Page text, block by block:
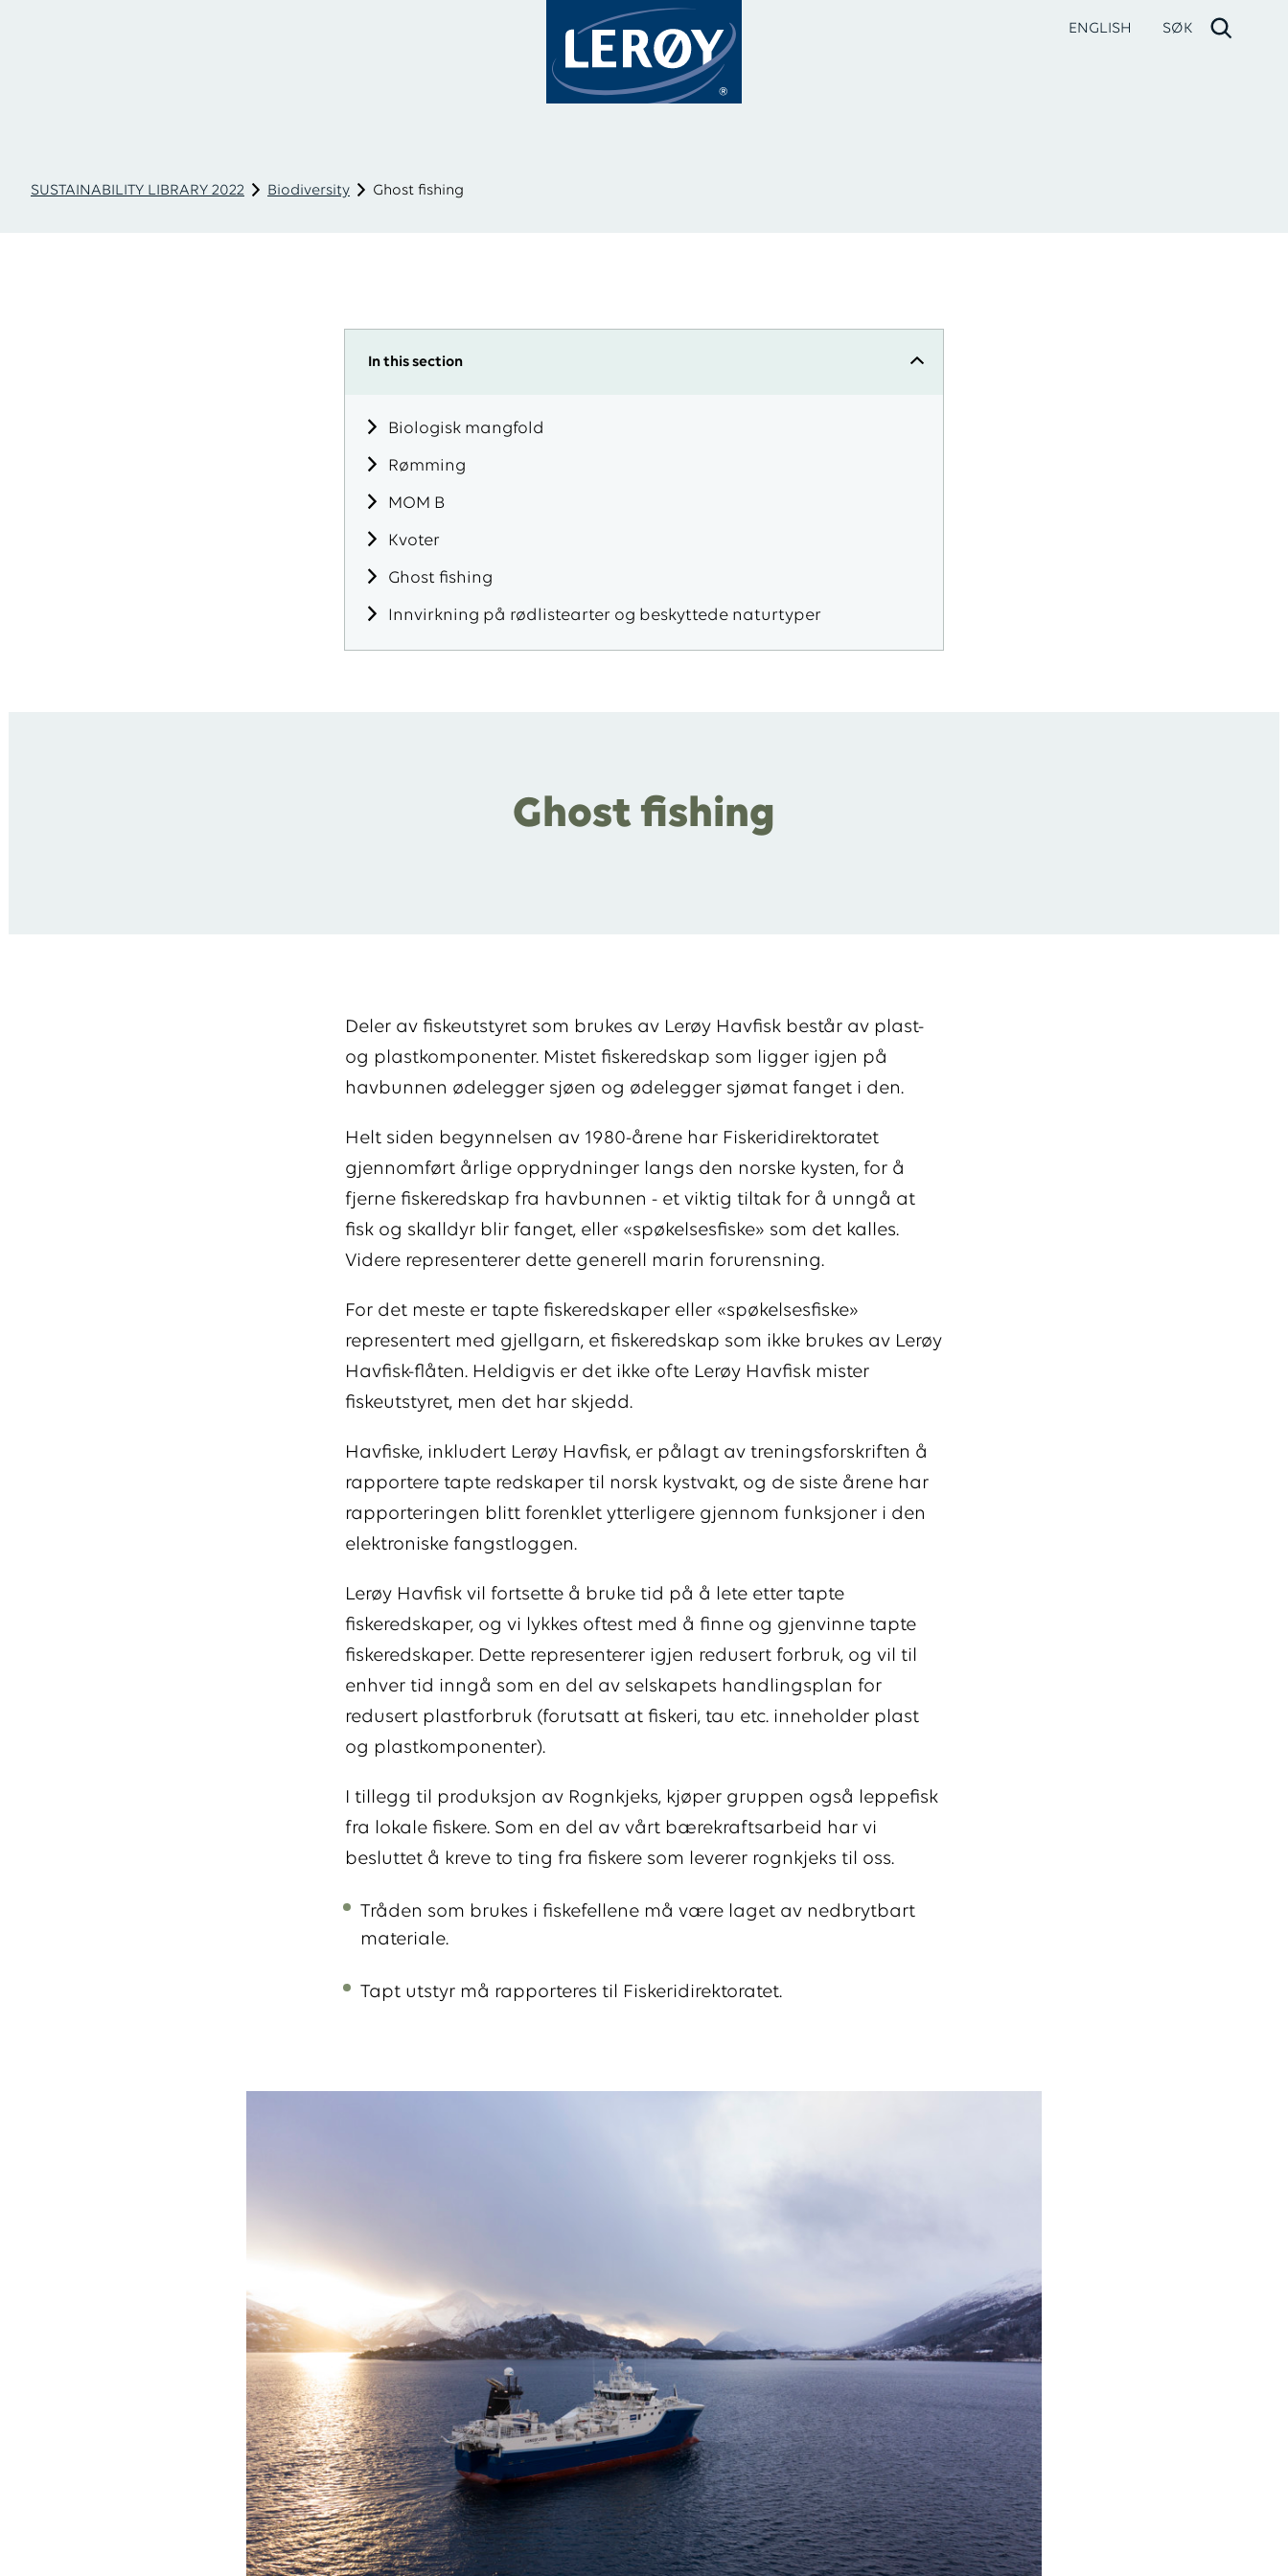
ENGLISH SØK
Skriv inn søket i feltet over
SUSTAINABILITY LIBRARY 2022 Biodiversity Ghost fishing
In this section
Biologisk mangfold
Rømming
MOM B
Kvoter
Ghost fishing
Innvirkning på rødlistearter og beskyttede naturtyper
Ghost fishing
Deler av fiskeutstyret som brukes av Lerøy Havfisk består av plast-
og plastkomponenter. Mistet fiskeredskap som ligger igjen på
havbunnen ødelegger sjøen og ødelegger sjømat fanget i den.
Helt siden begynnelsen av 1980-årene har Fiskeridirektoratet
gjennomført årlige opprydninger langs den norske kysten, for å
fjerne fiskeredskap fra havbunnen - et viktig tiltak for å unngå at
fisk og skalldyr blir fanget, eller «spøkelsesfiske» som det kalles.
Videre representerer dette generell marin forurensning.
For det meste er tapte fiskeredskaper eller «spøkelsesfiske»
representert med gjellgarn, et fiskeredskap som ikke brukes av Lerøy
Havfisk-flåten. Heldigvis er det ikke ofte Lerøy Havfisk mister
fiskeutstyret, men det har skjedd.
Havfiske, inkludert Lerøy Havfisk, er pålagt av treningsforskriften å
rapportere tapte redskaper til norsk kystvakt, og de siste årene har
rapporteringen blitt forenklet ytterligere gjennom funksjoner i den
elektroniske fangstloggen.
Lerøy Havfisk vil fortsette å bruke tid på å lete etter tapte
fiskeredskaper, og vi lykkes oftest med å finne og gjenvinne tapte
fiskeredskaper. Dette representerer igjen redusert forbruk, og vil til
enhver tid inngå som en del av selskapets handlingsplan for
redusert plastforbruk (forutsatt at fiskeri, tau etc. inneholder plast
og plastkomponenter).
I tillegg til produksjon av Rognkjeks, kjøper gruppen også leppefisk
fra lokale fiskere. Som en del av vårt bærekraftsarbeid har vi
besluttet å kreve to ting fra fiskere som leverer rognkjeks til oss.
Tråden som brukes i fiskefellene må være laget av nedbrytbart
materiale.
Tapt utstyr må rapporteres til Fiskeridirektoratet.